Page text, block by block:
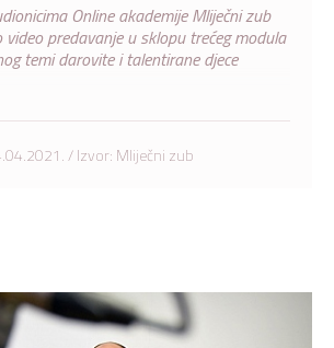
Online akademije Mliječni zub
predavanje u sklopu trećeg modula
temi darovite i talentirane djece
/ Izvor: Mliječni zub